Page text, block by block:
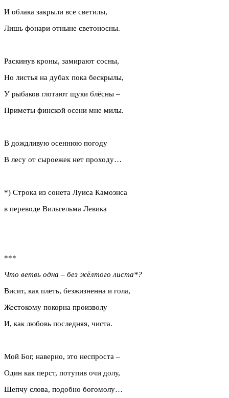
И облака закрыли все светилы,
Лишь фонари отныне светоносны.
Раскинув кроны, замирают сосны,
Но листья на дубах пока бескрылы,
У рыбаков глотают щуки блёсны –
Приметы финской осени мне милы.
В дождливую осеннюю погоду
В лесу от сыроежек нет проходу…
*) Строка из сонета Луиса Камоэнса
в переводе Вильгельма Левика
***
Что ветвь одна – без жёлтого листа*?
Висит, как плеть, безжизненна и гола,
Жестокому покорна произволу
И, как любовь последняя, чиста.
Мой Бог, наверно, это неспроста –
Один как перст, потупив очи долу,
Шепчу слова, подобно богомолу…